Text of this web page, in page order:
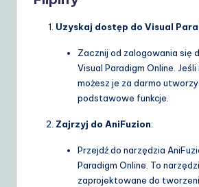
Uzyskaj dostęp do Visual
Zacznij od zalogowania się
Visual Paradigm Online. Jeśli
możesz je za darmo
podstawowe funkcje.
Zajrzyj do AniFuzion:
Przejdź do narzędzia
Paradigm Online. To
zaprojektowane do